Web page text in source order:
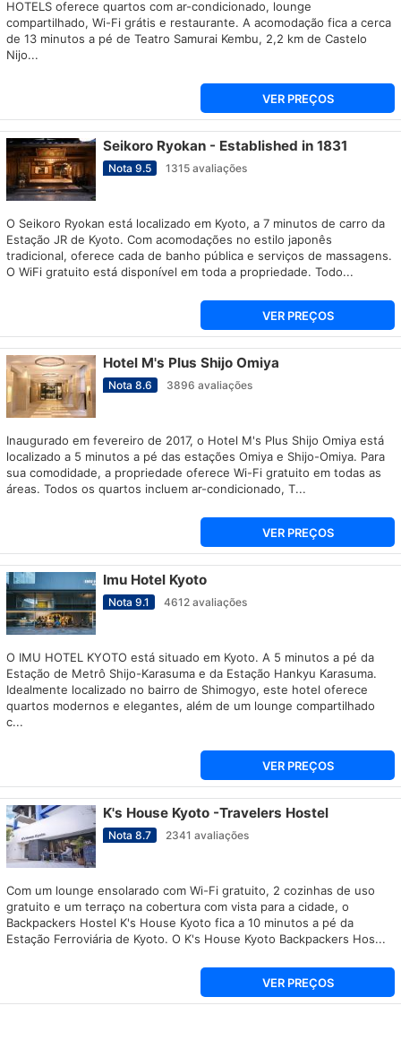
HOTELS oferece quartos com ar-condicionado, lounge
compartilhado, Wi-Fi grátis e restaurante. A acomodação fica a cerca
de 13 minutos a pé de Teatro Samurai Kembu, 2,2 km de Castelo
Nijo...
VER PREÇOS
Seikoro Ryokan - Established in 1831
Nota 9.5 1315 avaliações
O Seikoro Ryokan está localizado em Kyoto, a 7 minutos de carro da
Estação JR de Kyoto. Com acomodações no estilo japonês
tradicional, oferece cada de banho pública e serviços de massagens.
O WiFi gratuito está disponível em toda a propriedade. Todo...
VER PREÇOS
Hotel M's Plus Shijo Omiya
Nota 8.6 3896 avaliações
Inaugurado em fevereiro de 2017, o Hotel M's Plus Shijo Omiya está
localizado a 5 minutos a pé das estações Omiya e Shijo-Omiya. Para
sua comodidade, a propriedade oferece Wi-Fi gratuito em todas as
áreas. Todos os quartos incluem ar-condicionado, T...
VER PREÇOS
Imu Hotel Kyoto
Nota 9.1 4612 avaliações
O IMU HOTEL KYOTO está situado em Kyoto. A 5 minutos a pé da
Estação de Metrô Shijo-Karasuma e da Estação Hankyu Karasuma.
Idealmente localizado no bairro de Shimogyo, este hotel oferece
quartos modernos e elegantes, além de um lounge compartilhado
c...
VER PREÇOS
K's House Kyoto -Travelers Hostel
Nota 8.7 2341 avaliações
Com um lounge ensolarado com Wi-Fi gratuito, 2 cozinhas de uso
gratuito e um terraço na cobertura com vista para a cidade, o
Backpackers Hostel K's House Kyoto fica a 10 minutos a pé da
Estação Ferroviária de Kyoto. O K's House Kyoto Backpackers Hos...
VER PREÇOS